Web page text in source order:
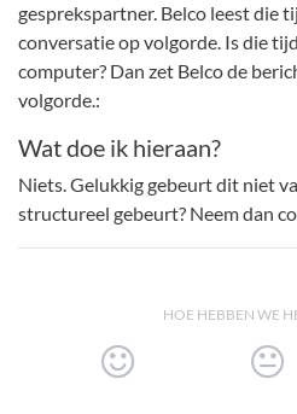
gesprekspartner. Belco leest die
conversatie op volgorde. Is die
computer? Dan zet Belco de
volgorde.:
Wat doe ik hieraan?
Niets. Gelukkig gebeurt dit niet
structureel gebeurt? Neem dan
HOE HEBBEN WE